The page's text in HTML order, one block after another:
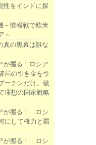
性をインドに探
～情報戦で欧米
～
真の黒幕は誰な
が握る！ロシア
の引き金を引
ーチンだけ。破
理想の国家戦略
が握る！ ロシ
にして権力と覇
が握る！ ロシ